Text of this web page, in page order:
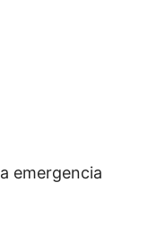
emergencia